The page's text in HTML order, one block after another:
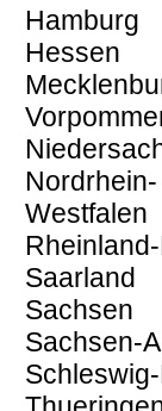
Hamburg
Hessen
Nordrhein-
Westfalen
Saarland
Sachsen
Sachsen-